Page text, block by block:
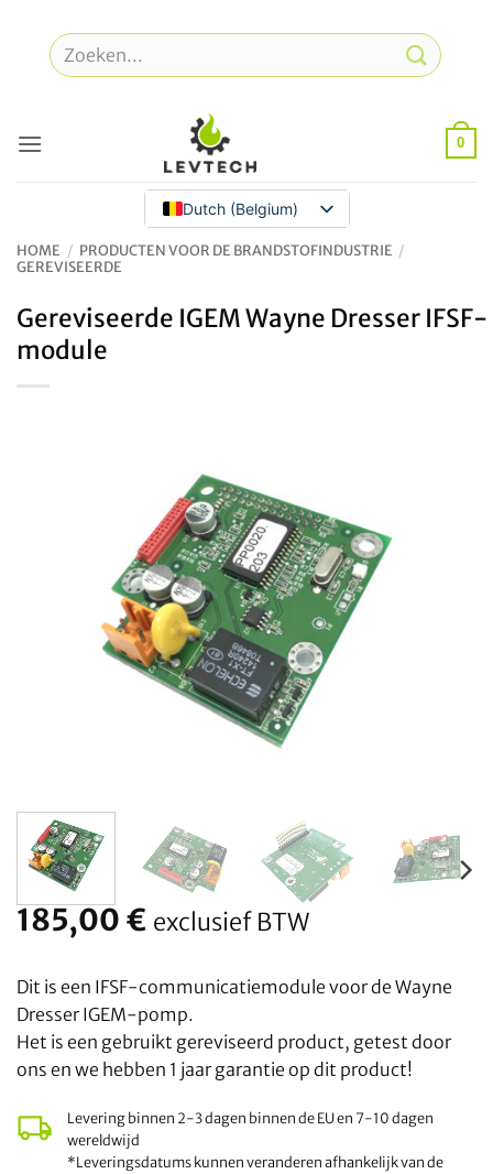
inhoud
Zoeken
naar:
0
Dutch (Belgium)
HOME / PRODUCTEN VOOR DE BRANDSTOFINDUSTRIE /
GEREVISEERDE
Gereviseerde IGEM Wayne Dresser IFSF-
module
185,00 € exclusief BTW
Dit is een IFSF-communicatiemodule voor de Wayne
Dresser IGEM-pomp.
Het is een gebruikt gereviseerd product, getest door
ons en we hebben 1 jaar garantie op dit product!
Levering binnen 2-3 dagen binnen de EU en 7-10 dagen
wereldwijd
*Leveringsdatums kunnen veranderen afhankelijk van de